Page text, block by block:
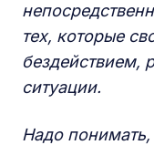
тех, которые
бездействием,
ситуации.
Надо